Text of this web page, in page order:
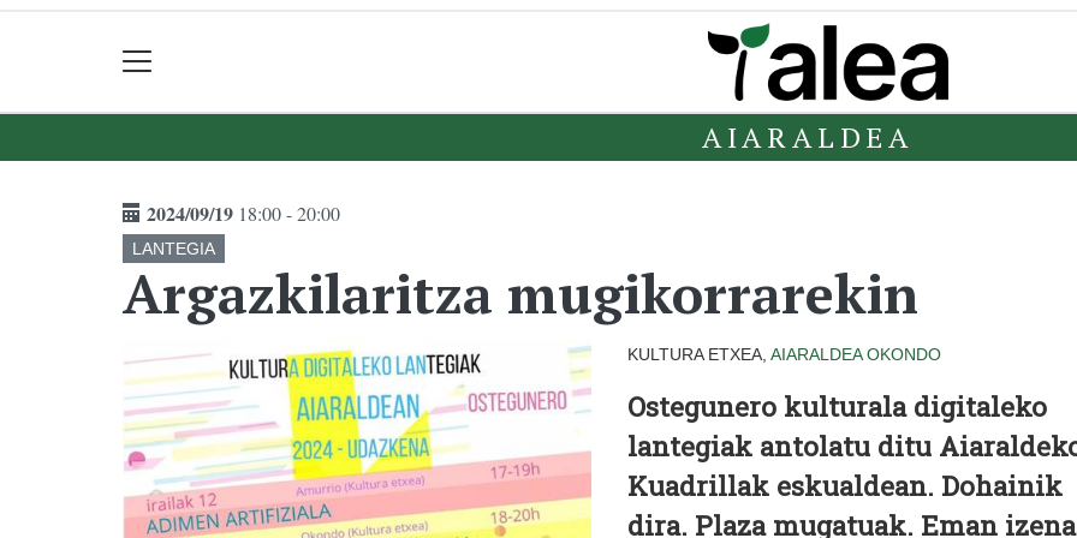
AIARALDEA
2024/09/19 18:00 - 20:00
LANTEGIA
Argazkilaritza mugikorrarekin
KULTURA ETXEA, AIARALDEA OKONDO
Ostegunero kulturala digitaleko
lantegiak antolatu ditu
Kuadrillak eskualdean. Dohainik
dira. Plaza mugatuak. Eman